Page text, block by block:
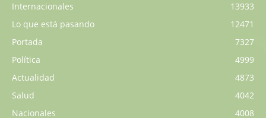
Internacionales
13933
Lo que está pasando
12471
Portada
7327
Política
4999
Actualidad
4873
Salud
4042
Nacionales
4008